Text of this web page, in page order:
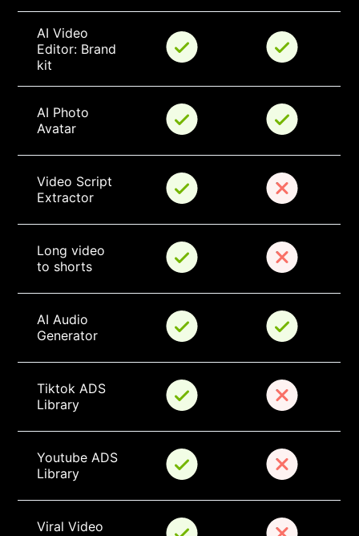
AI Video
Editor: Brand
kit
AI Photo
Avatar
Video Script
Extractor
Long video
to shorts
AI Audio
Generator
Tiktok ADS
Library
Youtube ADS
Library
Viral Video